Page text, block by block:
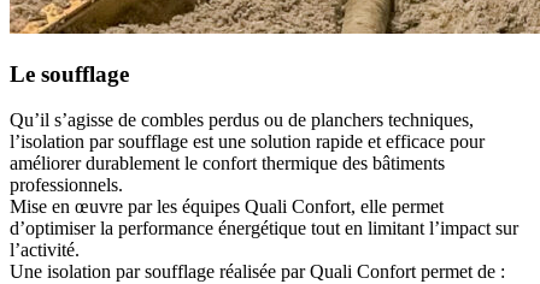
Le soufflage
Qu’il s’agisse de combles perdus ou de planchers techniques,
l’isolation par soufflage est une solution rapide et efficace pour
améliorer durablement le confort thermique des bâtiments
professionnels.
Mise en œuvre par les équipes Quali Confort, elle permet
d’optimiser la performance énergétique tout en limitant l’impact sur
l’activité.
Une isolation par soufflage réalisée par Quali Confort permet de :